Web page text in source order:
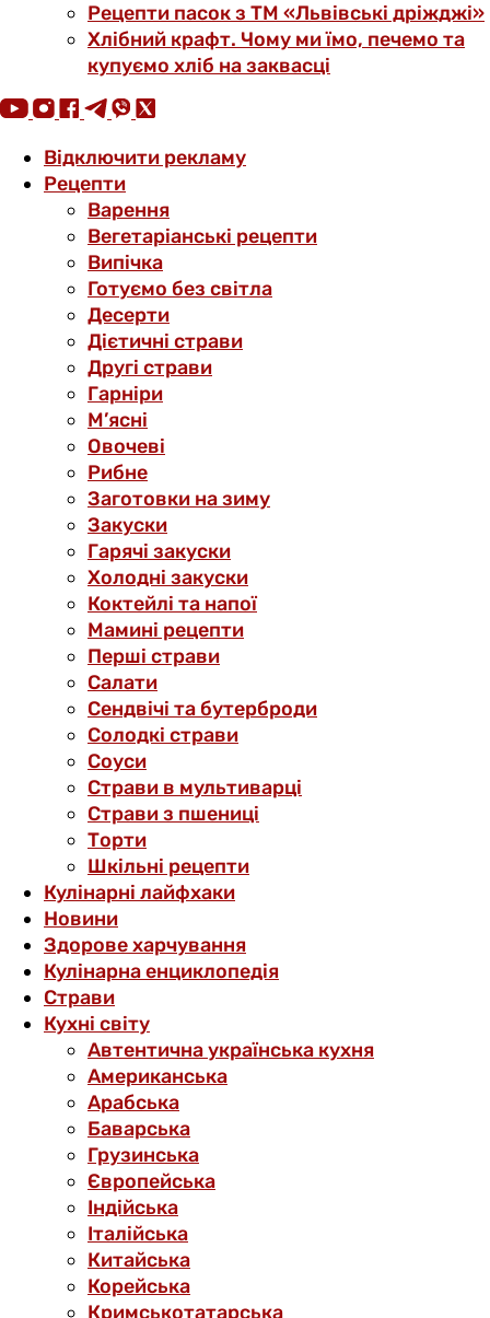
Рецепти пасок з ТМ «Львівські дріжджі»
Хлібний крафт. Чому ми їмо, печемо та
купуємо хліб на заквасці
Відключити рекламу
Рецепти
Варення
Вегетаріанські рецепти
Випічка
Готуємо без світла
Десерти
Дієтичні страви
Другі страви
Гарніри
М’ясні
Овочеві
Рибне
Заготовки на зиму
Закуски
Гарячі закуски
Холодні закуски
Коктейлі та напої
Мамині рецепти
Перші страви
Салати
Сендвічі та бутерброди
Солодкі страви
Соуси
Страви в мультиварці
Страви з пшениці
Торти
Шкільні рецепти
Кулінарні лайфхаки
Новини
Здорове харчування
Кулінарна енциклопедія
Страви
Кухні світу
Автентична українська кухня
Американська
Арабська
Баварська
Грузинська
Європейська
Індійська
Італійська
Китайська
Корейська
Кримськотатарська